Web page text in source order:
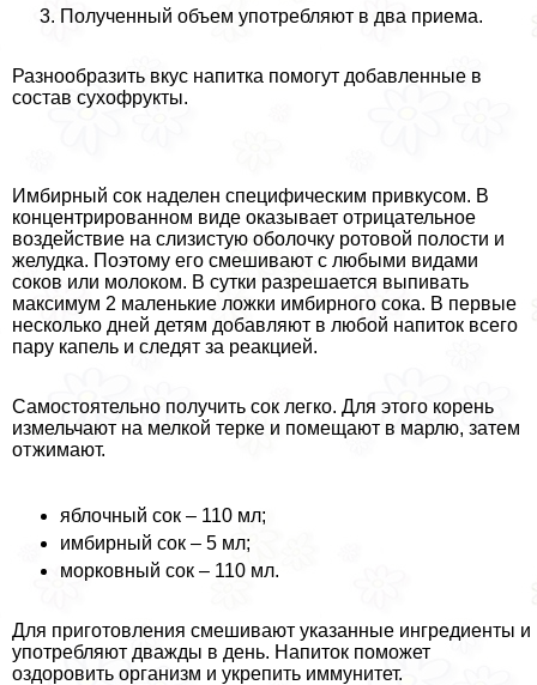
Полученный объем употрeбляют в два приема.
Разнообразить вкус напитка помогут добавленные в
состав сухофрукты.
Имбирный сок наделен специфическим привкусом. В
концентрированном виде оказывает отрицательное
воздействие на слизистую оболочку ротовой полости и
желудка. Поэтому его смешивают с любыми видами
соков или молоком. В сутки разрешается выпивать
максимум 2 маленькие ложки имбирного сока. В первые
несколько дней детям добавляют в любой напиток всего
пару капель и следят за реакцией.
Самостоятельно получить сок легко. Для этого корень
измельчают на мелкой терке и помещают в марлю, затем
отжимают.
яблочный сок – 110 мл;
имбирный сок – 5 мл;
морковный сок – 110 мл.
Для приготовления смешивают указанные ингредиенты и
употрeбляют дважды в день. Напиток поможет
оздоровить организм и укрепить иммунитет.